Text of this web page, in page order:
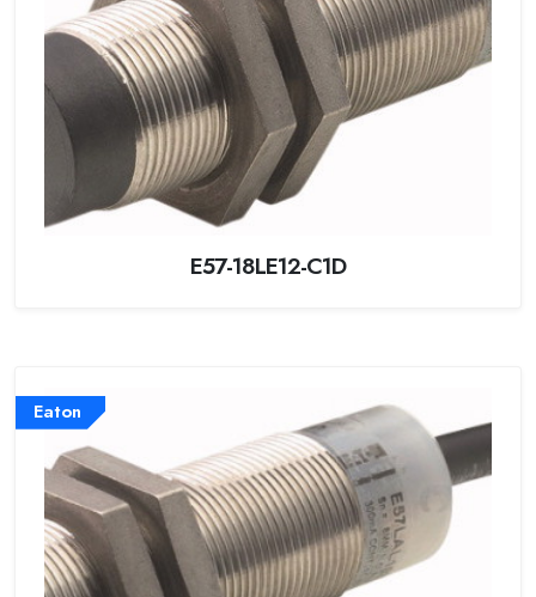
E57-18LE12-C1D
Eaton